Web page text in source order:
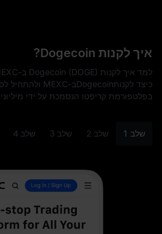
איך לקנות Dogecoin?
בפלטפורמת קריפטו הנסמכת על ידי
שלב 1 שלב 2 שלב 3 שלב 4